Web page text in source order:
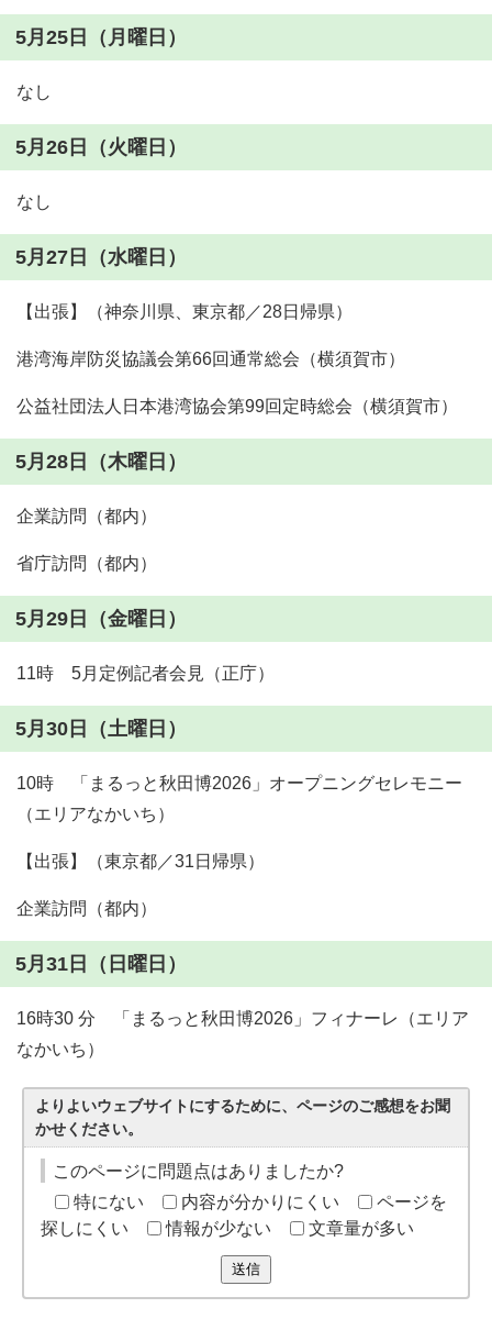
5月25日（月曜日）
なし
5月26日（火曜日）
なし
5月27日（水曜日）
【出張】（神奈川県、東京都／28日帰県）
港湾海岸防災協議会第66回通常総会（横須賀市）
公益社団法人日本港湾協会第99回定時総会（横須賀市）
5月28日（木曜日）
企業訪問（都内）
省庁訪問（都内）
5月29日（金曜日）
11時 5月定例記者会見（正庁）
5月30日（土曜日）
10時 「まるっと秋田博2026」オープニングセレモニー
（エリアなかいち）
【出張】（東京都／31日帰県）
企業訪問（都内）
5月31日（日曜日）
16時30 分 「まるっと秋田博2026」フィナーレ（エリア
なかいち）
よりよいウェブサイトにするために、ページのご感想をお聞
かせください。
このページに問題点はありましたか?
特にない
内容が分かりにくい
ページを
探しにくい
情報が少ない 文章量が多い
送信